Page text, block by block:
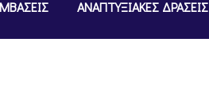
ΑΝΑΠΤΥΞΙΑΚΕΣ ΔΡΑΣΕΙΣ